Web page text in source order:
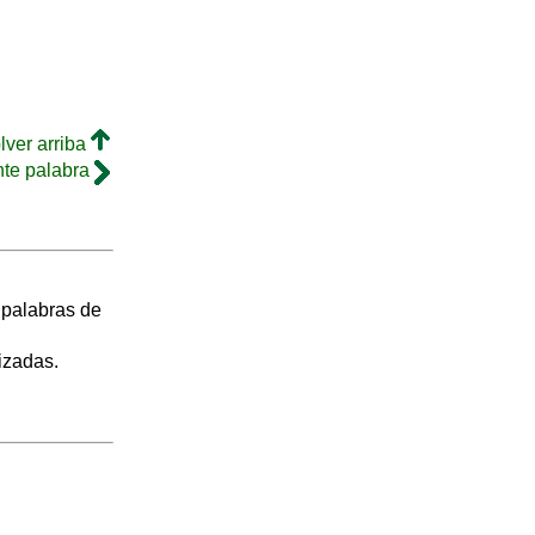
arriba
palabra
de